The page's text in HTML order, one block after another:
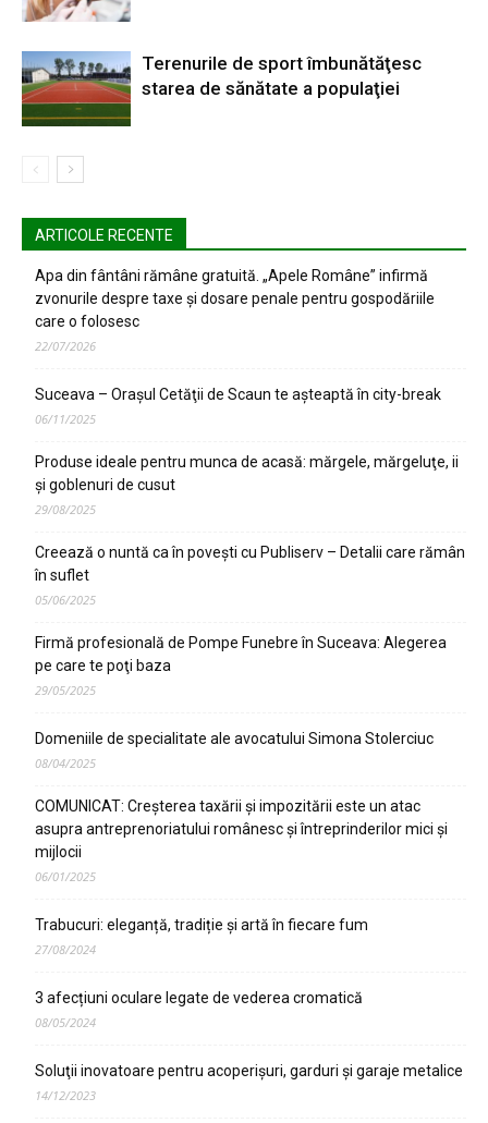
Terenurile de sport îmbunătăţesc
starea de sănătate a populaţiei
ARTICOLE RECENTE
Apa din fântâni rămâne gratuită. „Apele Române” infirmă
zvonurile despre taxe și dosare penale pentru gospodăriile
care o folosesc
22/07/2026
Suceava – Oraşul Cetăţii de Scaun te aşteaptă în city-break
06/11/2025
Produse ideale pentru munca de acasă: mărgele, mărgeluţe, ii
şi goblenuri de cusut
29/08/2025
Creează o nuntă ca în poveşti cu Publiserv – Detalii care rămân
în suflet
05/06/2025
Firmă profesională de Pompe Funebre în Suceava: Alegerea
pe care te poţi baza
29/05/2025
Domeniile de specialitate ale avocatului Simona Stolerciuc
08/04/2025
COMUNICAT: Creșterea taxării și impozitării este un atac
asupra antreprenoriatului românesc și întreprinderilor mici și
mijlocii
06/01/2025
Trabucuri: eleganță, tradiție și artă în fiecare fum
27/08/2024
3 afecțiuni oculare legate de vederea cromatică
08/05/2024
Soluţii inovatoare pentru acoperişuri, garduri şi garaje metalice
14/12/2023